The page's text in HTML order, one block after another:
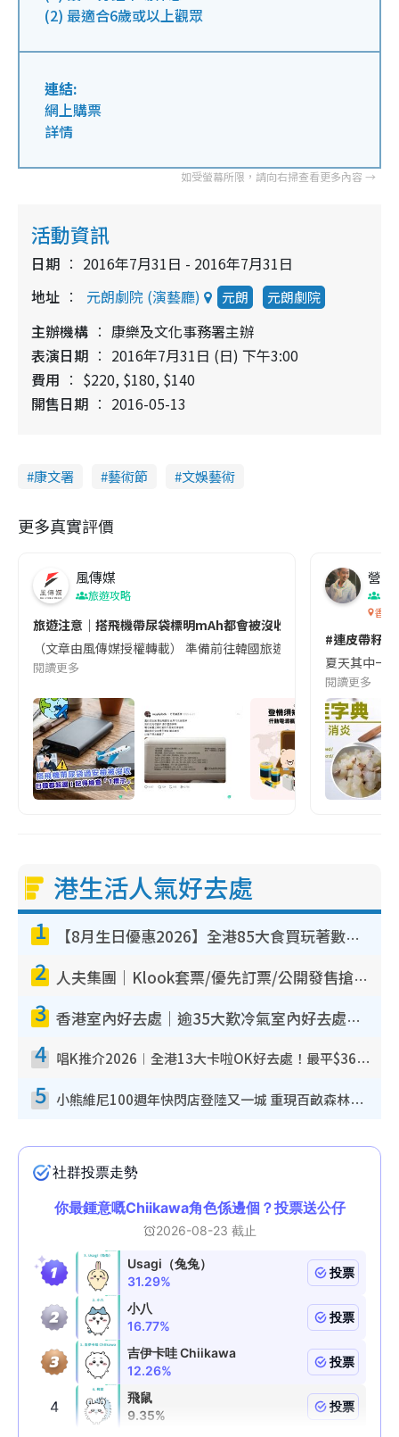
(2) 最適合6歲或以上觀眾
連結:
網上購票
詳情
活動資訊
日期
2016年7月31日 - 2016年7月31日
地址
元朗劇院 (演藝廳) 元朗 元朗劇院
主辦機構
康樂及文化事務署主辦
表演日期
2016年7月31日 (日) 下午3:00
費用
$220, $180, $140
開售日期
2016-05-13
康文署 藝術節 文娛藝術
更多真實評價
風傳媒
旅遊攻略
旅遊注意｜搭飛機帶尿袋標明mAh都會被沒收😱出發前切記檢查
（文章由風傳媒授權轉載） 準備前往韓國旅遊的民眾，近期要
閱讀更多
營養
香港
#連皮帶籽
夏天其中一
閱讀更多
港生活人氣好去處
1 【8月生日優惠2026】全港85大食買玩著數攻略 自助餐/火鍋放題同行免費＋誠品/DONKI送現金券
2 人夫集團｜Klook套票/優先訂票/公開發售搶飛攻略！附票價.購票連結.場地座位表
3 香港室內好去處｜逾35大歎冷氣室內好去處推介 室內活動免費避雨無懼落雨
4 唱K推介2026︱全港13大卡啦OK好去處！最平$36起 日文K都有！(附地址+收費詳情)
5 小熊維尼100週年快閃店登陸又一城 重現百畝森林經典場景／獨家限定盲盒登場／專屬DIY香水